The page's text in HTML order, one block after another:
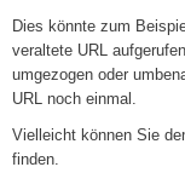
Unser Autohaus
Dies könnte zum
veraltete URL
umgezogen oder
URL noch einmal.
Vielleicht können Sie
finden.